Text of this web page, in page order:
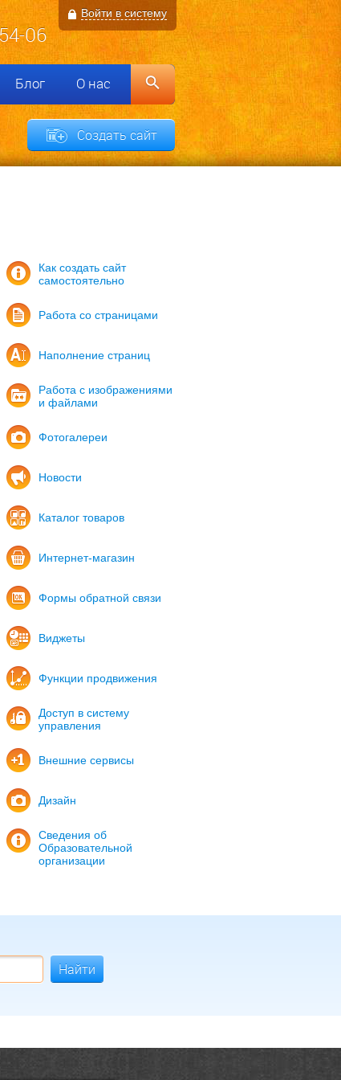
06
Войти в систему
Блог О нас
Создать сайт
Как создать сайт
самостоятельно
Работа со страницами
Наполнение страниц
Работа с изображениями
и файлами
Фотогалереи
Новости
Каталог товаров
Интернет-магазин
Формы обратной связи
Виджеты
Функции продвижения
Доступ в систему
управления
Внешние сервисы
Дизайн
Сведения об
Образовательной
организации
Найти